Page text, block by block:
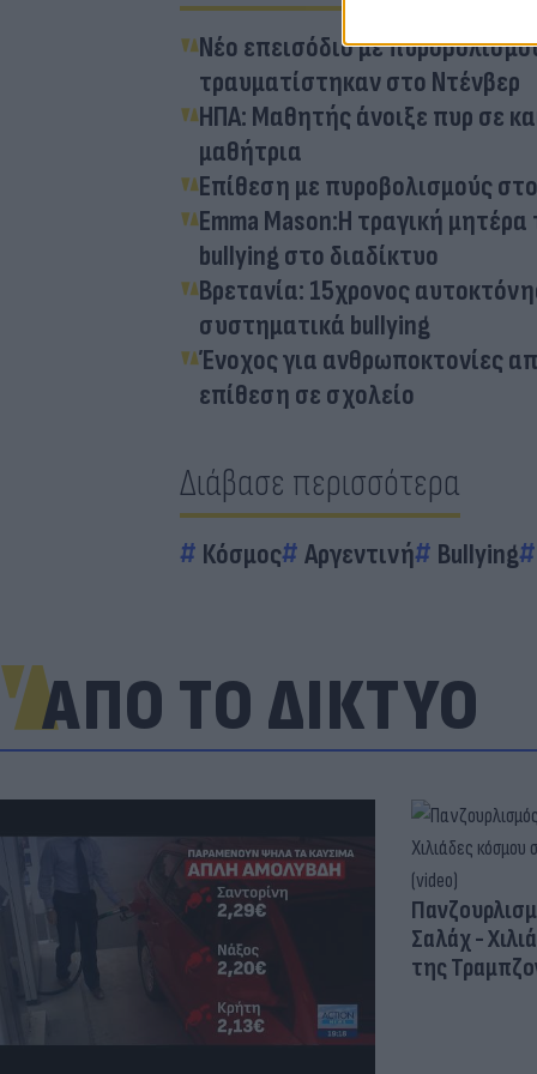
Νέο επεισόδιο με
τραυματίστηκαν στο Ντένβερ
ΗΠΑ: Μαθητής άνοιξε πυρ σε
μαθήτρια
Επίθεση με πυροβολισμούς
Emma Mason:Η τραγική
bullying στο διαδίκτυο
Βρετανία: 15χρονος
συστηματικά bullying
Ένοχος για ανθρωποκτονίες
επίθεση σε σχολείο
Διάβασε περισσότερα
Κόσμος Αργεντινή Bullying
ΑΠΟ ΤΟ ΔΙΚΤΥΟ
Σαλάχ -
της